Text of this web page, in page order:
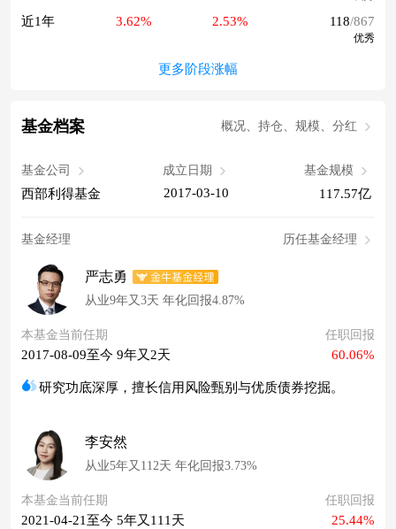
近1年 3.62% 2.53% 118/867
优秀
更多阶段涨幅
基金档案 概况、持仓、规模、分红
基金公司
西部利得基金
成立日期
2017-03-10
基金规模
117.57亿
基金经理 历任基金经理
严志勇
从业9年又3天 年化回报4.87%
本基金当前任期
2017-08-09至今 9年又2天
任职回报
60.06%
研究功底深厚，擅长信用风险甄别与优质债券挖掘。
李安然
从业5年又112天 年化回报3.73%
本基金当前任期
2021-04-21至今 5年又111天
任职回报
25.44%